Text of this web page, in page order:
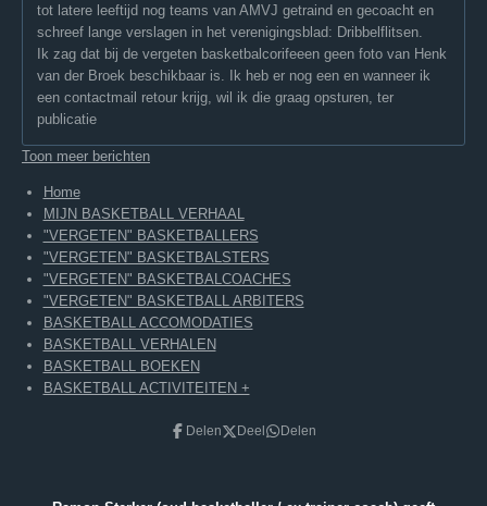
tot latere leeftijd nog teams van AMVJ getraind en gecoacht en
schreef lange verslagen in het verenigingsblad: Dribbelflitsen.
Ik zag dat bij de vergeten basketbalcorifeeen geen foto van Henk
van der Broek beschikbaar is. Ik heb er nog een en wanneer ik
een contactmail retour krijg, wil ik die graag opsturen, ter
publicatie
Toon meer berichten
Home
MIJN BASKETBALL VERHAAL
"VERGETEN" BASKETBALLERS
"VERGETEN" BASKETBALSTERS
"VERGETEN" BASKETBALCOACHES
"VERGETEN" BASKETBALL ARBITERS
BASKETBALL ACCOMODATIES
BASKETBALL VERHALEN
BASKETBALL BOEKEN
BASKETBALL ACTIVITEITEN +
Delen Deel Delen